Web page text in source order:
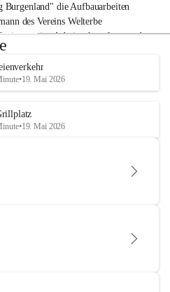
Burgenland" die Aufbauarbeiten
des Vereins Welterbe
innovative Arbeit sehr erfreut und
der Forschungsergebnisse.
ist jede technologische Innovation
•19. Mai 2026
•19. Mai 2026